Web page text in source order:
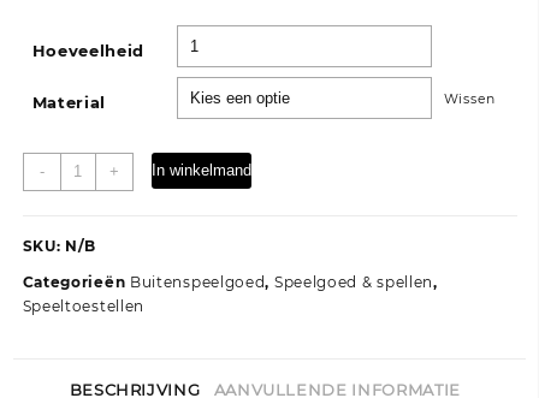
Hoeveelheid
Material Wissen
-
Speelhuis
geïmpregneerd
aantal
+ In winkelmand
SKU: N/B
Categorieën Buitenspeelgoed, Speelgoed & spellen,
Speeltoestellen
BESCHRIJVING AANVULLENDE INFORMATIE